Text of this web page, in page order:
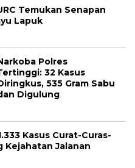
Temukan Senapan
Lapuk
Polres
32 Kasus
535 Gram Sabu
Digulung
Kasus Curat-Curas-
Kejahatan Jalanan